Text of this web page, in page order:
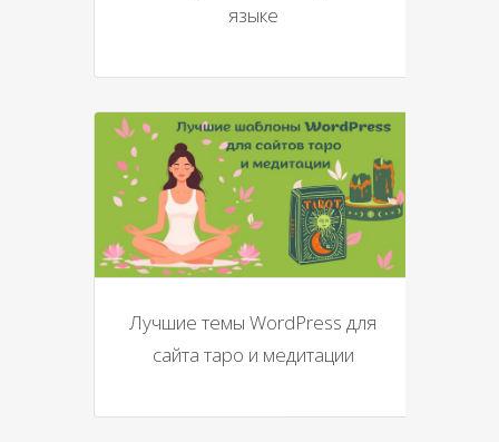
языке
Лучшие темы WordPress для
сайта таро и медитации